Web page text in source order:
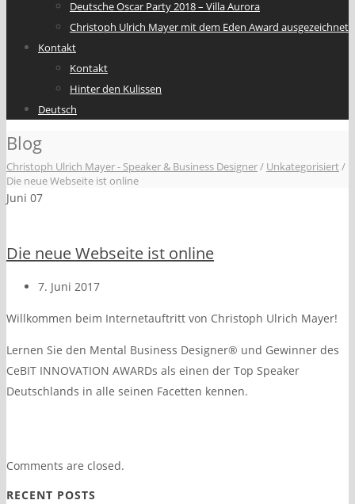
Deutsche Oscar Party 2018 – Villa Aurora
Christoph Ulrich Mayer mit dem Eden Award ausgezeichnet
Kontakt
Kontakt
Hinter den Kulissen
Deutsch
Blog
Christoph Ulrich Mayer - Speaker & Business Designer/ Unkategorisiert/
Die neue Webseite ist online
Juni 07
Die neue Webseite ist online
7. Juni 2017
Willkommen beim Internetauftritt von Christoph Ulrich Mayer!
Lernen Sie den Mental Business Designer® und Gewinner des
CeBIT INNOVATION AWARDs als einen der Top Speaker
Deutschlands in alle seinen Facetten kennen.
Comments are closed.
RECENT POSTS